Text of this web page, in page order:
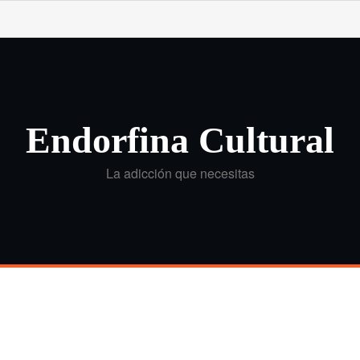
Endorfina Cultural
La adicción que necesitas